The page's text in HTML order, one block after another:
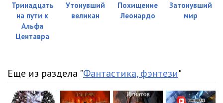
Тринадцать
на пути к
Альфа
Центавра
Утонувший
великан
Похищение
Леонардо
Затонувший
мир
Еще из раздела "Фантастика, фэнтези"